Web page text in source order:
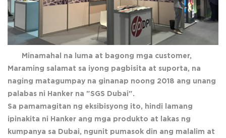
Minamahal na luma at bagong mga customer,
Maraming salamat sa iyong pagbisita at suporta, na
naging matagumpay na ginanap noong 2018 ang unang
palabas ni Hanker na "SGS Dubai".
Sa pamamagitan ng eksibisyong ito, hindi lamang
ipinakita ni Hanker ang mga produkto at lakas ng
kumpanya sa Dubai, ngunit pumasok din ang malalim at